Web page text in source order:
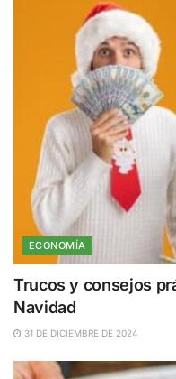
ECONOMÍA
Trucos y consejos
Navidad
31 DE DICIEMBRE DE 2024